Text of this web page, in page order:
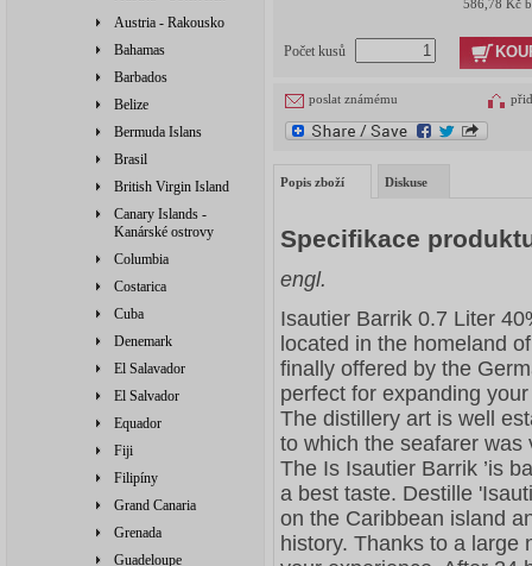
Austria - Rakousko
Bahamas
Barbados
Belize
Bermuda Islans
Brasil
British Virgin Island
Canary Islands -
Kanárské ostrovy
Columbia
Costarica
Cuba
Denemark
El Salavador
El Salvador
Equador
Fiji
Filipíny
Grand Canaria
Grenada
Guadeloupe
586,78 Kč
Počet kusů
poslat známému
Popis zboží Diskuse
Specifikace
engl.
Isautier Barrik 0.7 Liter
located in the homeland
finally offered by the
perfect for expanding
The distillery art is well
to which the seafarer
The Is Isautier Barrik ’is
a best taste. Destille
on the Caribbean island
history. Thanks to a large